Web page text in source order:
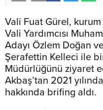
Vali Fuat Gürel,
Vali Yardımcısı
Adayı Özlem Doğan
Şerafettin Kelleci ile
Müdürlüğünü ziyaret
Akbaş’tan 2021
hakkında brifing aldı.